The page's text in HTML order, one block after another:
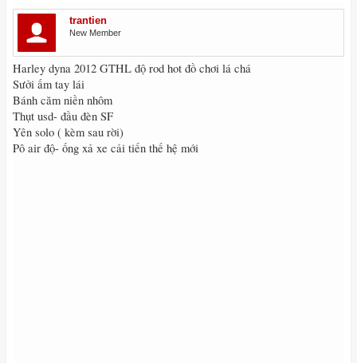
trantien
New Member
Harley dyna 2012 GTHL độ rod hot đồ chơi lá chá
Sưởi ấm tay lái
Bánh căm niền nhôm
Thụt usd- đầu đèn SF
Yên solo ( kèm sau rời)
Pô air độ- ống xả xe cải tiến thế hệ mới